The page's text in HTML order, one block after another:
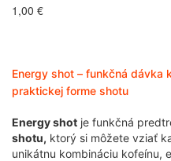
1,00 €
Energy shot – funkčná dávka
praktickej forme shotu
Energy shot je funkčná
shotu, ktorý si môžete vziať
unikátnu kombináciu kofeínu,